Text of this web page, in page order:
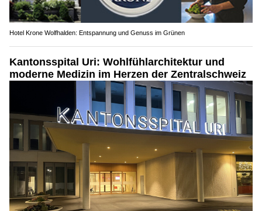
Hotel Krone Wolfhalden: Entspannung und Genuss im Grünen
Kantonsspital Uri: Wohlfühlarchitektur und
moderne Medizin im Herzen der Zentralschweiz